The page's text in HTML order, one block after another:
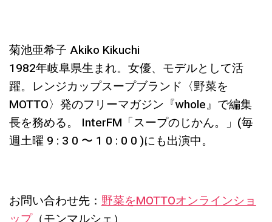
菊池亜希子 Akiko Kikuchi
1982年岐阜県生まれ。女優、モデルとして活
躍。レンジカップスープブランド〈野菜を
MOTTO〉発のフリーマガジン『whole』で編集
長を務める。 InterFM「スープのじかん。」(毎
週土曜 9 : 3 0 〜 1 0 : 0 0 )にも出演中。
お問い合わせ先： 野菜をMOTTOオンラインショ